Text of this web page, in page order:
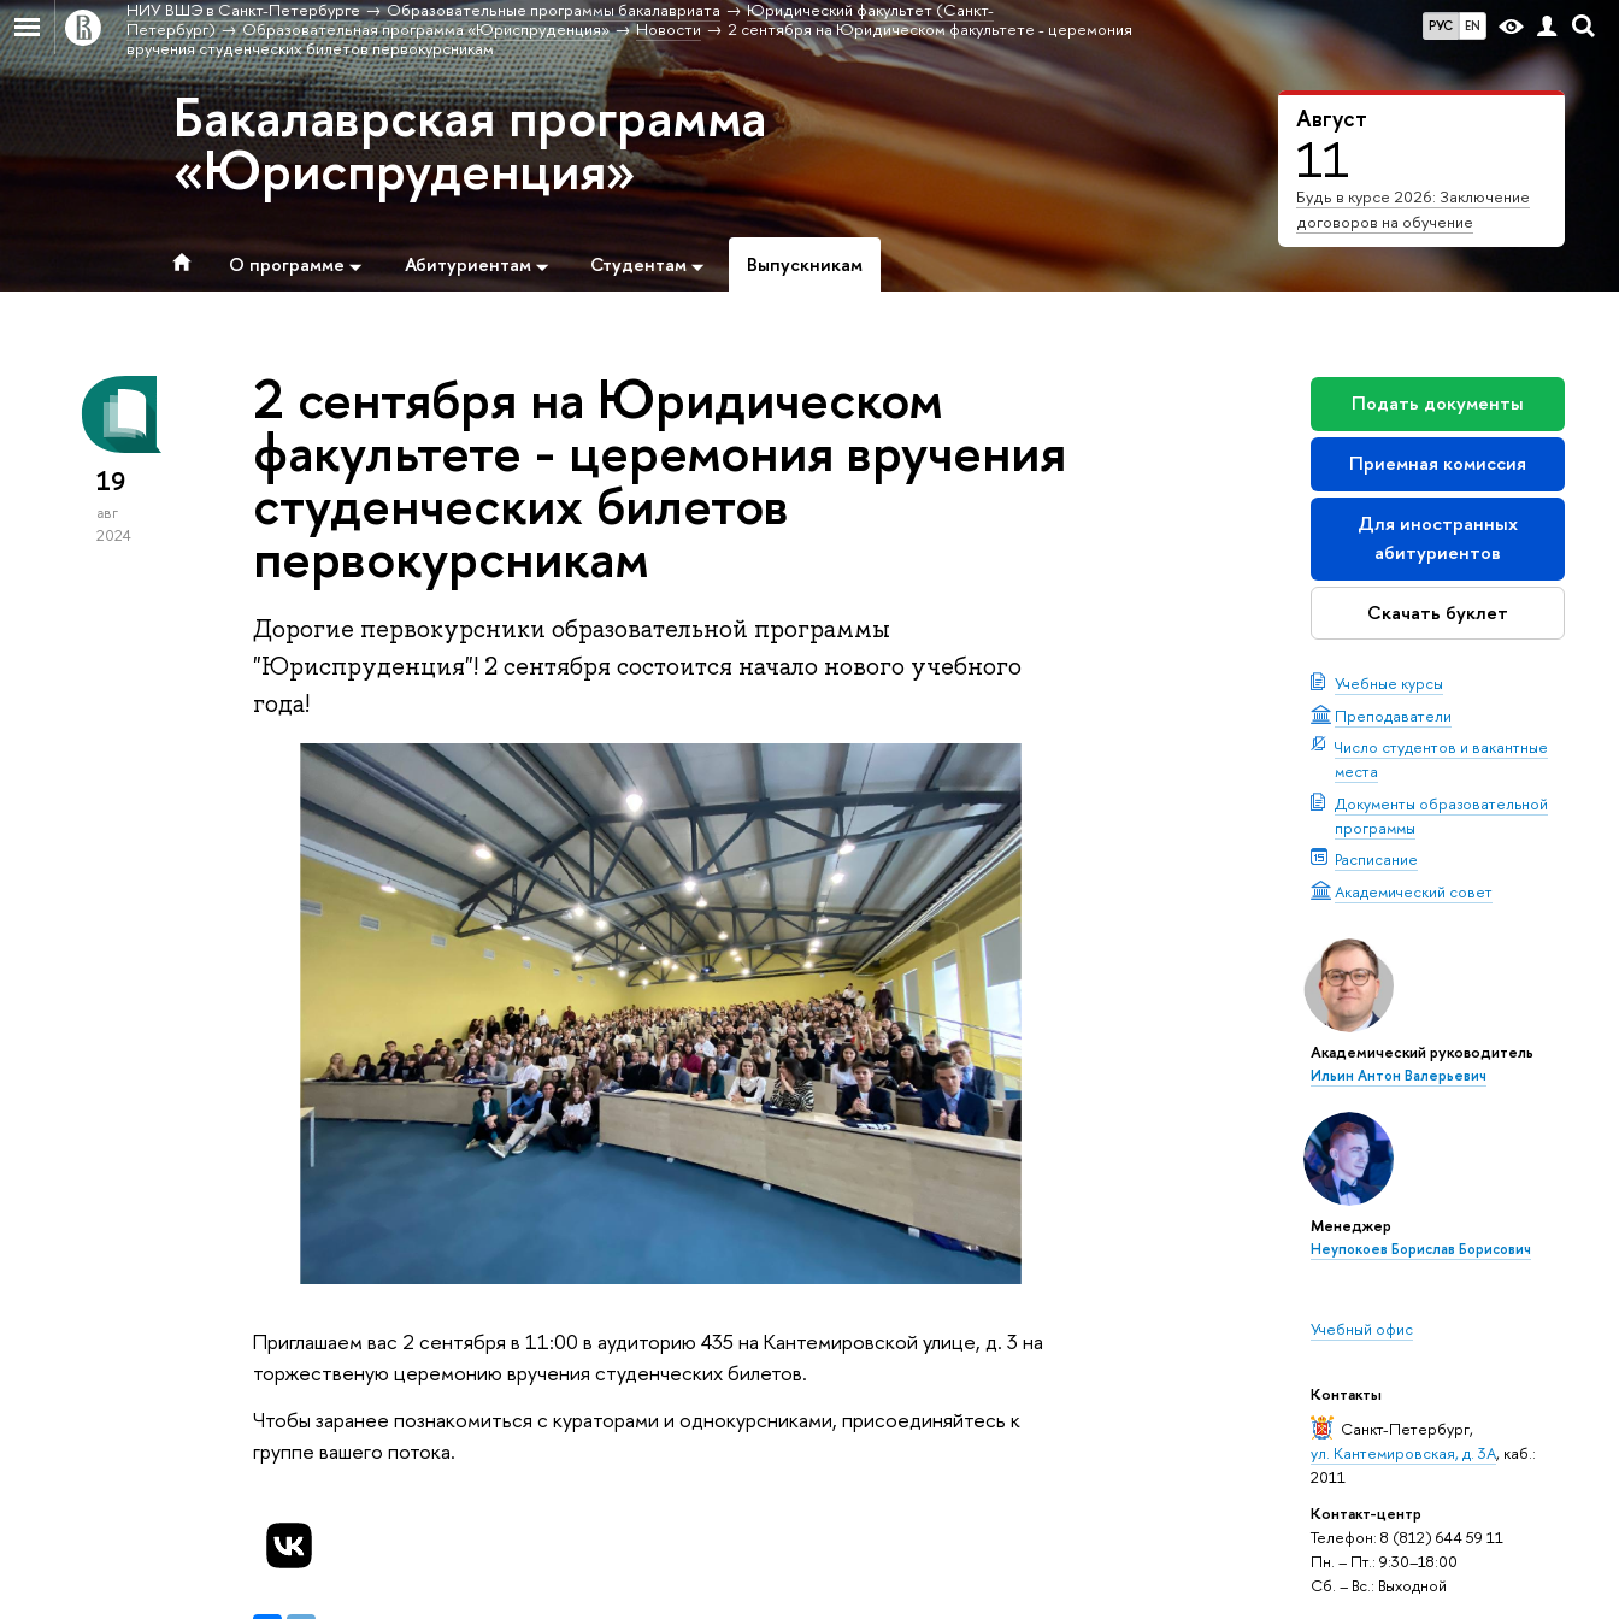
РУС EN
НИУ ВШЭ в Санкт-Петербурге Образовательные программы бакалавриата
Юридический факультет (Санкт-
Петербург)
Образовательная программа «Юриспруденция» Новости
2 сентября на Юридическом факультете - церемония
вручения студенческих билетов первокурсникам
Август
11
Будь в курсе 2026: Заключение
договоров на обучение
Бакалаврская программа
«Юриспруденция»
О программе Абитуриентам Студентам Выпускникам
Подать документы
Приемная комиссия
Для иностранных
абитуриентов
Скачать буклет
Учебные курсы
Преподаватели
Число студентов и вакантные
места
Документы образовательной
программы
Расписание
Академический совет
Академический руководитель
Ильин Антон Валерьевич
Менеджер
Неупокоев Борислав Борисович
Учебный офис
Контакты
Санкт-Петербург,
ул. Кантемировская, д. 3А, каб.:
2011
Контакт-центр
Телефон: 8 (812) 644 59 11
Пн. – Пт.: 9:30–18:00
Сб. – Вс.: Выходной
19
авг
2024
2 сентября на Юридическом
факультете - церемония вручения
студенческих билетов
первокурсникам
Дорогие первокурсники образовательной программы
"Юриспруденция"! 2 сентября состоится начало нового учебного
года!
Приглашаем вас 2 сентября в 11:00 в аудиторию 435 на Кантемировской улице, д. 3 на
торжественую церемонию вручения студенческих билетов.
Чтобы заранее познакомиться с кураторами и однокурсниками, присоединяйтесь к
группе вашего потока.